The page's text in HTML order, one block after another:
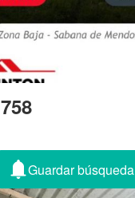
Guardar búsqueda